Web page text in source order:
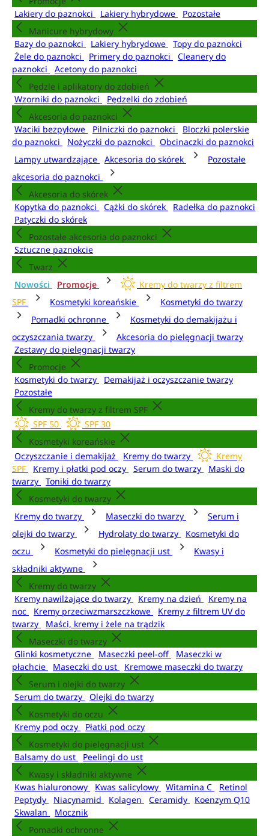
Lakiery do paznokci
Lakiery hybrydowe
Pozostałe
Manicure hybrydowy
Bazy do paznokci
Lakiery hybrydowe
Topy do paznokci
Żele do paznokci
Primery do paznokci
Cleanery do
paznokci
Acetony do paznokci
Pędzle i aplikatory do zdobień
Wzorniki do paznokci
Pędzelki do zdobień
Akcesoria do paznokci
Waciki bezpyłowe
Pilniczki do paznokci
Bloczki polerskie
do paznokci
Nożyczki do paznokci
Obcinaczki do paznokci
Lampy utwardzające
Akcesoria do skórek
Pozostałe
akcesoria do paznokci
Akcesoria do skórek
Kopytka do paznokci
Cążki do skórek
Radełka do paznokci
Patyczki do skórek
Pozostałe akcesoria do paznokci
Sztuczne paznokcie
Twarz
Nowości
Promocje
Kremy do twarzy z filtrem
SPF
Kosmetyki koreańskie
Kosmetyki do twarzy
Pomadki ochronne
Kosmetyki do demakijażu i
oczyszczania twarzy
Akcesoria do pielęgnacji twarzy
Zestawy do pielęgnacji twarzy
Promocje
Kosmetyki do twarzy
Demakijaż i oczyszczanie twarzy
Pozostałe
Kremy do twarzy z filtrem SPF
SPF 50
SPF 30
Kosmetyki koreańskie
Oczyszczanie i demakijaż
Kremy do twarzy
Kremy
SPF
Kremy i płatki pod oczy Serum do twarzy
Maski do
twarzy
Toniki do twarzy
Kosmetyki do twarzy
Kremy do twarzy
Maseczki do twarzy
Serum i
olejki do twarzy
Hydrolaty do twarzy
Kosmetyki do
oczu
Kosmetyki do pielęgnacji ust
Kwasy i
składniki aktywne
Kremy do twarzy
Kremy nawilżające do twarzy
Kremy na dzień
Kremy na
noc
Kremy przeciwzmarszczkowe
Kremy z filtrem UV do
twarzy
Maści, kremy i żele na trądzik
Maseczki do twarzy
Glinki kosmetyczne
Maseczki peel-off
Maseczki w
płachcie
Maseczki do ust
Kremowe maseczki do twarzy
Serum i olejki do twarzy
Serum do twarzy
Olejki do twarzy
Kosmetyki do oczu
Kremy pod oczy
Płatki pod oczy
Kosmetyki do pielęgnacji ust
Balsamy do ust
Peelingi do ust
Kwasy i składniki aktywne
Kwas hialuronowy
Kwas salicylowy Witamina C
Retinol
Peptydy
Niacynamid Kolagen Ceramidy
Koenzym Q10
Skwalan
Mocznik
Pomadki ochronne